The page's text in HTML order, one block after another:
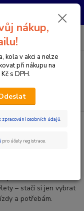
zavolejte dopředu.
Menu
výběr modelů pro
Nabízíme kola
– stačí si jen vybrat
a potřebám.
nákup,
kola v akci a nelze
při nákupu na
s DPH.
zpracování osobních údajů.
pro účely registrace.